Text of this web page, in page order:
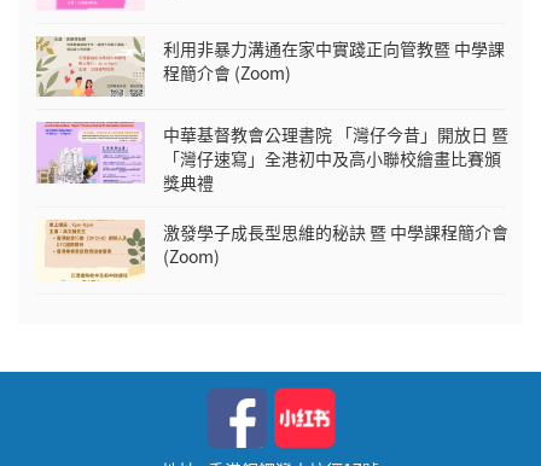
利用非暴力溝通在家中實踐正向管教暨 中學課
程簡介會 (Zoom)
中華基督教會公理書院 「灣仔今昔」開放日 暨
「灣仔速寫」全港初中及高小聯校繪畫比賽頒
獎典禮
激發學子成長型思維的秘訣 暨 中學課程簡介會
(Zoom)